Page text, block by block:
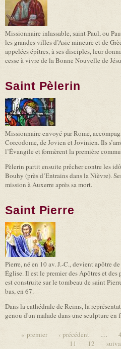
Missionnaire inlassable, saint Paul, ou
les grandes villes d’Asie mineure et de
appelées épîtres, à ses disciples, leur
cesse à vivre de la Bonne Nouvelle de
Saint Pèlerin
Missionnaire envoyé par Rome,
Corcodome, de Jovien et Jovinien. Ils
l’Évangile et formèrent la première
Pèlerin partit ensuite prêcher contre les
Bouhy (près d’Entrains dans la Nièvre).
mission à Auxerre après sa mort.
Saint Pierre
Pierre, né en 10 av. J.-C., devient apôtre
Église. Il est le premier des Apôtres et
est construite sur le tombeau de saint
bas, en 67.
Dans la cathédrale de Reims, la
genou d'un malade dans une sculpture en
« premier ‹ précédent … 4
11
12